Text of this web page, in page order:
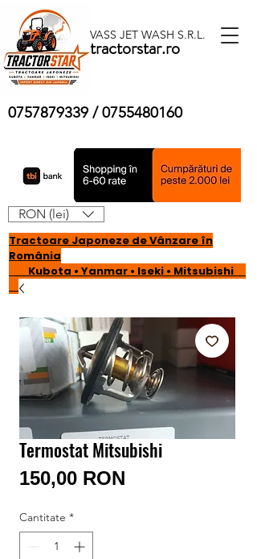
VASS JET WASH S.R.L.
tractorstar.ro
0757879339 /0755480160
Tractoare Japoneze de Vânzare în
România
Kubota • Yanmar • Iseki • Mitsubishi
Conectează-te/Înregistrează-te
RON (lei)
Termostat Mitsubishi
150,00 RON
Cantitate *